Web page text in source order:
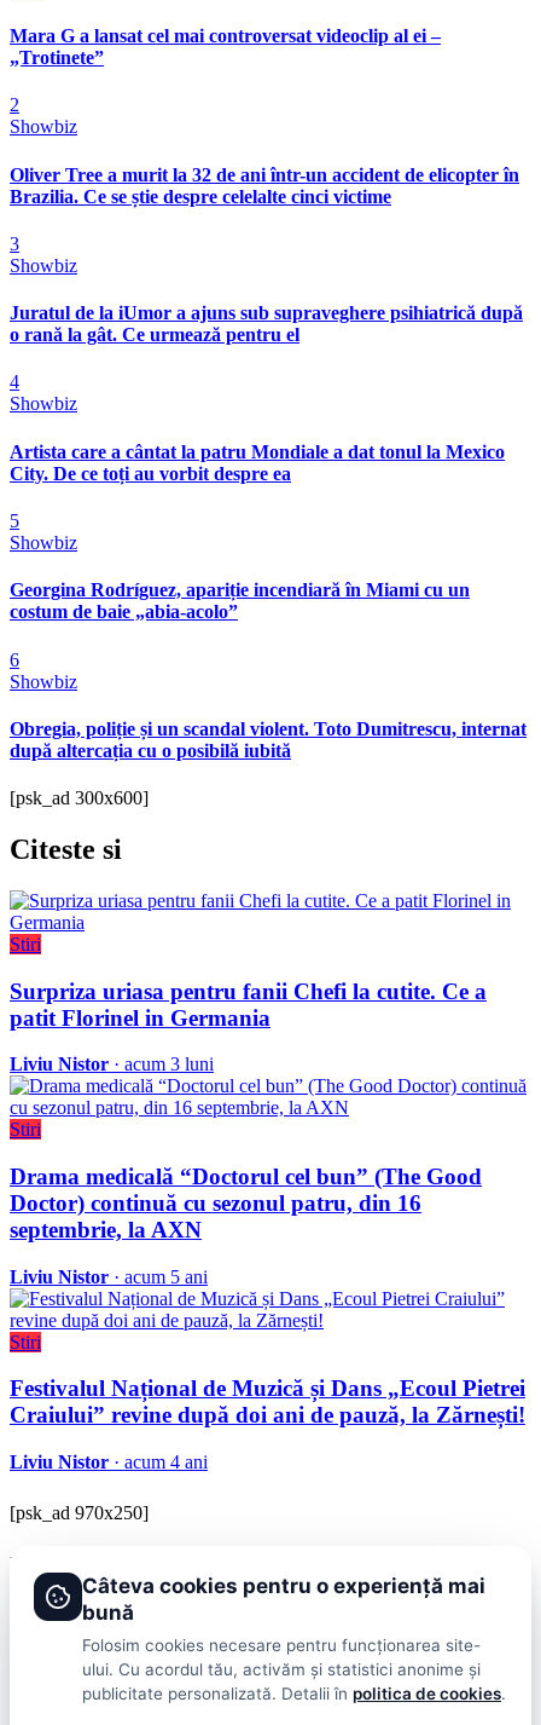
Mara G a lansat cel mai controversat videoclip al ei –
„Trotinete”
2
Showbiz
Oliver Tree a murit la 32 de ani într-un accident de elicopter în
Brazilia. Ce se știe despre celelalte cinci victime
3
Showbiz
Juratul de la iUmor a ajuns sub supraveghere psihiatrică după
o rană la gât. Ce urmează pentru el
4
Showbiz
Artista care a cântat la patru Mondiale a dat tonul la Mexico
City. De ce toți au vorbit despre ea
5
Showbiz
Georgina Rodríguez, apariție incendiară în Miami cu un
costum de baie „abia-acolo”
6
Showbiz
Obregia, poliție și un scandal violent. Toto Dumitrescu, internat
după altercația cu o posibilă iubită
[psk_ad 300x600]
Citeste si
Stiri
Surpriza uriasa pentru fanii Chefi la cutite. Ce a
patit Florinel in Germania
Liviu Nistor · acum 3 luni
Stiri
Drama medicală “Doctorul cel bun” (The Good
Doctor) continuă cu sezonul patru, din 16
septembrie, la AXN
Liviu Nistor · acum 5 ani
Stiri
Festivalul Național de Muzică și Dans „Ecoul Pietrei
Craiului” revine după doi ani de pauză, la Zărnești!
Liviu Nistor · acum 4 ani
[psk_ad 970x250]
BRAVOnet
Showbiz, vedete si tot ce misca in lumea mondena
ShowbizPublicitateLifestyleHealth & BeautyCasa si Gradina
Câteva cookies pentru o experiență mai
bună
Folosim cookies necesare pentru funcționarea site-
ului. Cu acordul tău, activăm și statistici anonime și
publicitate personalizată. Detalii în politica de cookies.